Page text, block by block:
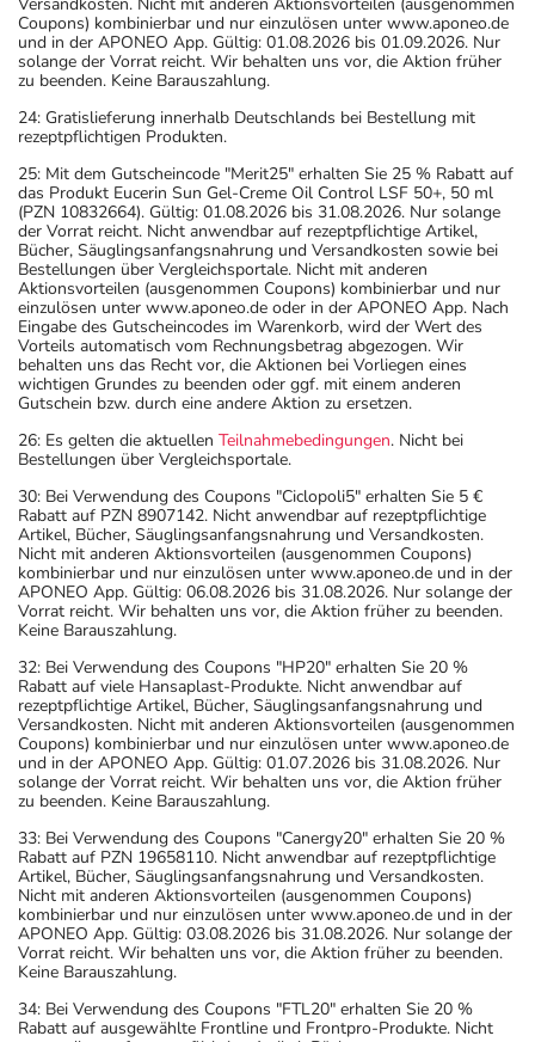
Coupons) kombinierbar und nur einzulösen unter www.aponeo.de
und in der APONEO App. Gültig: 01.08.2026 bis 01.09.2026. Nur
solange der Vorrat reicht. Wir behalten uns vor, die Aktion früher
zu beenden. Keine Barauszahlung.
24: Gratislieferung innerhalb Deutschlands bei Bestellung mit
rezeptpflichtigen Produkten.
25: Mit dem Gutscheincode "Merit25" erhalten Sie 25 % Rabatt auf
das Produkt Eucerin Sun Gel-Creme Oil Control LSF 50+, 50 ml
(PZN 10832664). Gültig: 01.08.2026 bis 31.08.2026. Nur solange
der Vorrat reicht. Nicht anwendbar auf rezeptpflichtige Artikel,
Bücher, Säuglingsanfangsnahrung und Versandkosten sowie bei
Bestellungen über Vergleichsportale. Nicht mit anderen
Aktionsvorteilen (ausgenommen Coupons) kombinierbar und nur
einzulösen unter www.aponeo.de oder in der APONEO App. Nach
Eingabe des Gutscheincodes im Warenkorb, wird der Wert des
Vorteils automatisch vom Rechnungsbetrag abgezogen. Wir
behalten uns das Recht vor, die Aktionen bei Vorliegen eines
wichtigen Grundes zu beenden oder ggf. mit einem anderen
Gutschein bzw. durch eine andere Aktion zu ersetzen.
26: Es gelten die aktuellen Teilnahmebedingungen. Nicht bei
Bestellungen über Vergleichsportale.
30: Bei Verwendung des Coupons "Ciclopoli5" erhalten Sie 5 €
Rabatt auf PZN 8907142. Nicht anwendbar auf rezeptpflichtige
Artikel, Bücher, Säuglingsanfangsnahrung und Versandkosten.
Nicht mit anderen Aktionsvorteilen (ausgenommen Coupons)
kombinierbar und nur einzulösen unter www.aponeo.de und in der
APONEO App. Gültig: 06.08.2026 bis 31.08.2026. Nur solange der
Vorrat reicht. Wir behalten uns vor, die Aktion früher zu beenden.
Keine Barauszahlung.
32: Bei Verwendung des Coupons "HP20" erhalten Sie 20 %
Rabatt auf viele Hansaplast-Produkte. Nicht anwendbar auf
rezeptpflichtige Artikel, Bücher, Säuglingsanfangsnahrung und
Versandkosten. Nicht mit anderen Aktionsvorteilen (ausgenommen
Coupons) kombinierbar und nur einzulösen unter www.aponeo.de
und in der APONEO App. Gültig: 01.07.2026 bis 31.08.2026. Nur
solange der Vorrat reicht. Wir behalten uns vor, die Aktion früher
zu beenden. Keine Barauszahlung.
33: Bei Verwendung des Coupons "Canergy20" erhalten Sie 20 %
Rabatt auf PZN 19658110. Nicht anwendbar auf rezeptpflichtige
Artikel, Bücher, Säuglingsanfangsnahrung und Versandkosten.
Nicht mit anderen Aktionsvorteilen (ausgenommen Coupons)
kombinierbar und nur einzulösen unter www.aponeo.de und in der
APONEO App. Gültig: 03.08.2026 bis 31.08.2026. Nur solange der
Vorrat reicht. Wir behalten uns vor, die Aktion früher zu beenden.
Keine Barauszahlung.
34: Bei Verwendung des Coupons "FTL20" erhalten Sie 20 %
Rabatt auf ausgewählte Frontline und Frontpro-Produkte. Nicht